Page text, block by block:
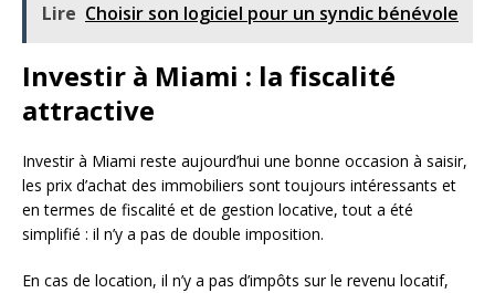
Lire Choisir son logiciel pour un syndic bénévole
Investir à Miami : la fiscalité
attractive
Investir à Miami reste aujourd’hui une bonne occasion à saisir,
les prix d’achat des immobiliers sont toujours intéressants et
en termes de fiscalité et de gestion locative, tout a été
simplifié : il n’y a pas de double imposition.
En cas de location, il n’y a pas d’impôts sur le revenu locatif,